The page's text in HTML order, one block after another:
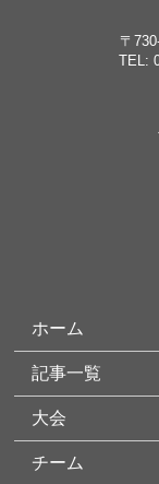
〒
TEL:
ホーム
記事一覧
大会
チーム